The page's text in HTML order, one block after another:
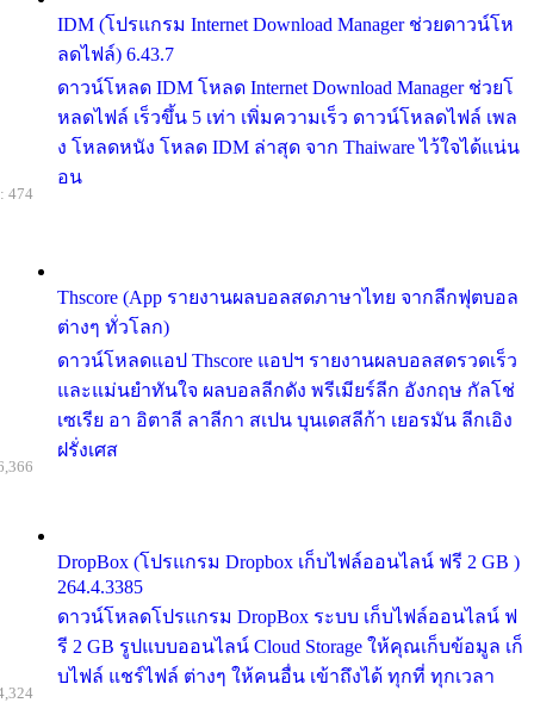
IDM (โปรแกรม Internet Download Manager ช่วยดาวน์โห
ลดไฟล์) 6.43.7
ดาวน์โหลด IDM โหลด Internet Download Manager ช่วยโ
หลดไฟล์ เร็วขึ้น 5 เท่า เพิ่มความเร็ว ดาวน์โหลดไฟล์ เพล
ง โหลดหนัง โหลด IDM ล่าสุด จาก Thaiware ไว้ใจได้แน่น
อน
Thscore (App รายงานผลบอลสดภาษาไทย จากลีกฟุตบอล
ต่างๆ ทั่วโลก)
ดาวน์โหลดแอป Thscore แอปฯ รายงานผลบอลสดรวดเร็ว
และแม่นยำทันใจ ผลบอลลีกดัง พรีเมียร์ลีก อังกฤษ กัลโช่
เซเรีย อา อิตาลี ลาลีกา สเปน บุนเดสลีก้า เยอรมัน ลีกเอิง
ฝรั่งเศส
474
DropBox (โปรแกรม Dropbox เก็บไฟล์ออนไลน์ ฟรี 2 GB )
264.4.3385
ดาวน์โหลดโปรแกรม DropBox ระบบ เก็บไฟล์ออนไลน์ ฟ
รี 2 GB รูปแบบออนไลน์ Cloud Storage ให้คุณเก็บข้อมูล เก็
บไฟล์ แชร์ไฟล์ ต่างๆ ให้คนอื่น เข้าถึงได้ ทุกที่ ทุกเวลา